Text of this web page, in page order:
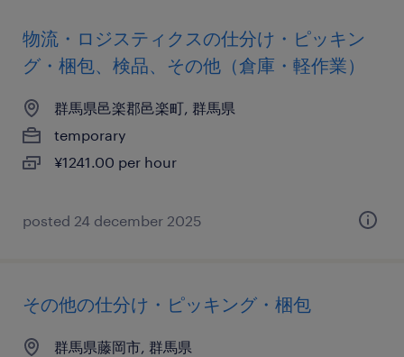
物流・ロジスティクスの仕分け・ピッキン
グ・梱包、検品、その他（倉庫・軽作業）
群馬県邑楽郡邑楽町, 群馬県
temporary
¥1241.00 per hour
posted 24 december 2025
その他の仕分け・ピッキング・梱包
群馬県藤岡市, 群馬県